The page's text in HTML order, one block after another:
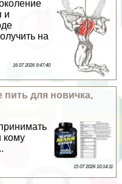
и
на
16 07 2026 9:47:40
пить для новичка,
кому
15 07 2026 10:14:11